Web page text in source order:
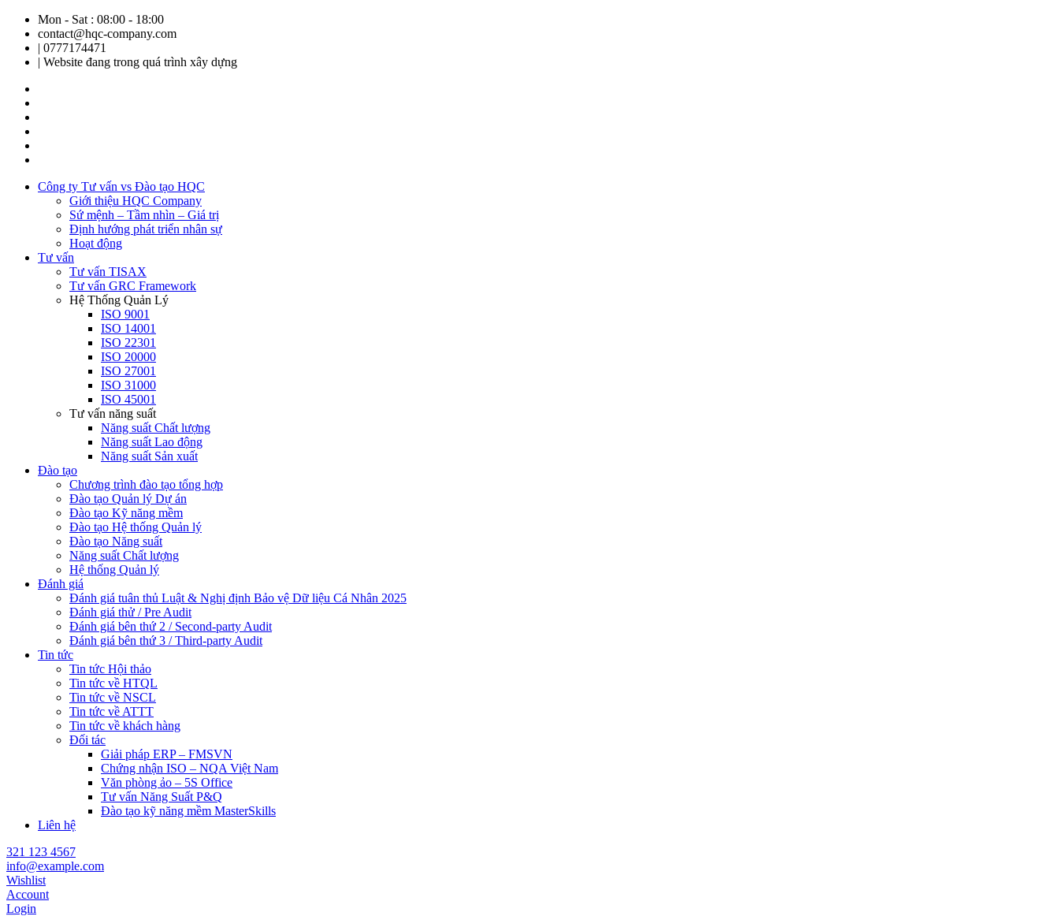
Mon - Sat : 08:00 - 18:00
contact@hqc-company.com
| 0777174471
| Website đang trong quá trình xây dựng
Công ty Tư vấn vs Đào tạo HQC
Giới thiệu HQC Company
Sứ mệnh – Tầm nhìn – Giá trị
Định hướng phát triển nhân sự
Hoạt động
Tư vấn
Tư vấn TISAX
Tư vấn GRC Framework
Hệ Thống Quản Lý
ISO 9001
ISO 14001
ISO 22301
ISO 20000
ISO 27001
ISO 31000
ISO 45001
Tư vấn năng suất
Năng suất Chất lượng
Năng suất Lao động
Năng suất Sản xuất
Đào tạo
Chương trình đào tạo tổng hợp
Đào tạo Quản lý Dự án
Đào tạo Kỹ năng mềm
Đào tạo Hệ thống Quản lý
Đào tạo Năng suất
Năng suất Chất lượng
Hệ thống Quản lý
Đánh giá
Đánh giá tuân thủ Luật & Nghị định Bảo vệ Dữ liệu Cá Nhân 2025
Đánh giá thử / Pre Audit
Đánh giá bên thứ 2 / Second-party Audit
Đánh giá bên thứ 3 / Third-party Audit
Tin tức
Tin tức Hội thảo
Tin tức về HTQL
Tin tức về NSCL
Tin tức về ATTT
Tin tức về khách hàng
Đối tác
Giải pháp ERP – FMSVN
Chứng nhận ISO – NQA Việt Nam
Văn phòng ảo – 5S Office
Tư vấn Năng Suất P&Q
Đào tạo kỹ năng mềm MasterSkills
Liên hệ
321 123 4567
info@example.com
Wishlist
Account
Login